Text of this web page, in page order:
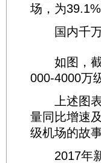
场，为39.1%
国内千万
如图，截
000-4000万
上述图表
量同比增速
级机场的故事
2017年新